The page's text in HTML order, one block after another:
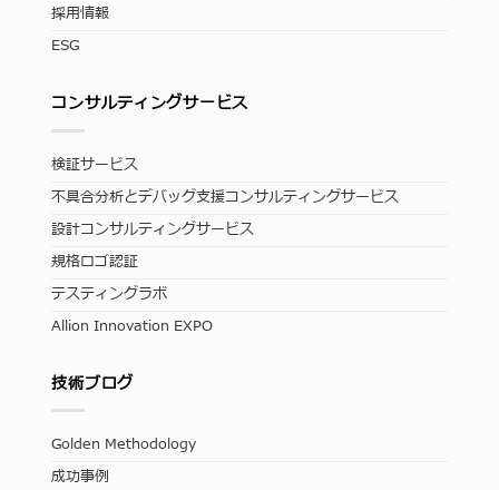
採用情報
ESG
コンサルティングサービス
検証サービス
不具合分析とデバッグ支援コンサルティングサービス
設計コンサルティングサービス
規格ロゴ認証
テスティングラボ
Allion Innovation EXPO
技術ブログ
Golden Methodology
成功事例